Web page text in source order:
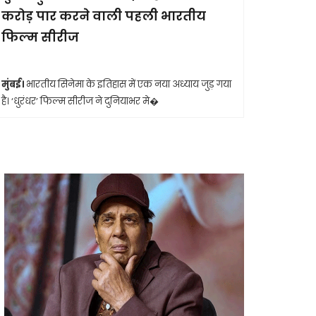
करोड़ पार करने वाली पहली भारतीय
फिल्म सीरीज
मुंबई। भारतीय सिनेमा के इतिहास में एक नया अध्याय जुड़ गया
है। ‘धुरंधर’ फिल्म सीरीज ने दुनियाभर मे�